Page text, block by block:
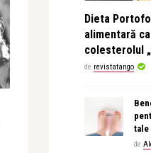
Dieta
alimentară
colesterolul
de revistatango
tale
de